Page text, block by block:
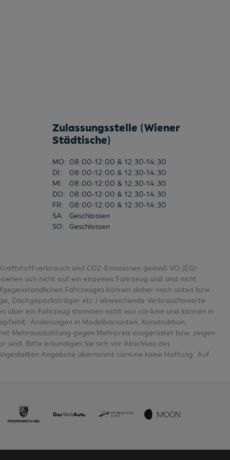
Zulassungsstelle (Wiener
Städtische)
MO: 08:00-12:00 & 12:30-14:30
DI:
08:00-12:00 & 12:30-14:30
MI:
08:00-12:00 & 12:30-14:30
DO: 08:00-12:00 & 12:30-14:30
FR:
08:00-12:00 & 12:30-14:30
SA:
Geschlossen
SO: Geschlossen
und CO2-Emissionen gemäß VO (EG)
sich nicht auf ein einzelnes Fahrzeug und sind nicht
Fahrzeuges können daher nach unten bzw.
Dachgepäcksträger etc.) abweichende Verbrauchswerte
über ein Fahrzeug stammen nicht von car4me und können in
Änderungen in Modellvarianten, Konstruktion,
Mehrausstattung gegen Mehrpreis ausgerüstet bzw. zeigen
Bitte erkundigen Sie sich vor Abschluss des
Angebote übernimmt car4me keine Haftung. Auf